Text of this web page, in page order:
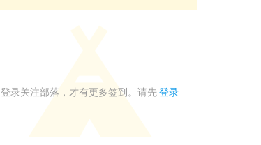
登录关注部落，才有更多签到。请先 登录